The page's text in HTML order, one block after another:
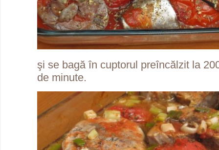
şi se bagă în cuptorul preîncălzit la
de minute.